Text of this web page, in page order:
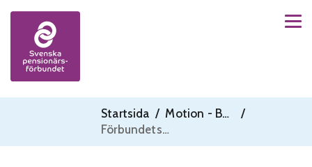
Skip to content
Startsida / Motion - Boule
/
Förbundets boulehandbok är färdig